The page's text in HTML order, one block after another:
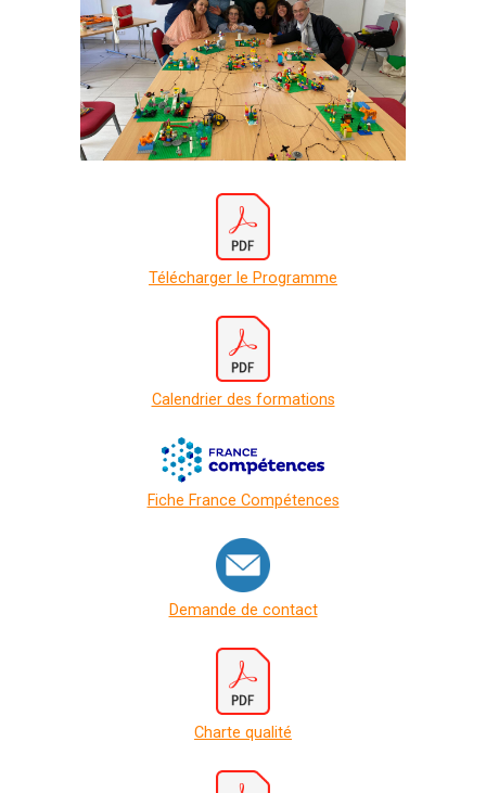
Télécharger le Programme
Calendrier des formations
Fiche France Compétences
Demande de contact
Charte qualité